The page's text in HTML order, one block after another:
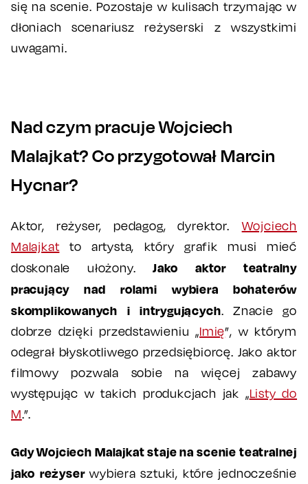
się na scenie. Pozostaje w kulisach trzymając w
dłoniach scenariusz reżyserski z wszystkimi
uwagami.
Nad czym pracuje Wojciech
Malajkat? Co przygotował Marcin
Hycnar?
Aktor, reżyser, pedagog, dyrektor.Wojciech
Malajkat to artysta, który grafik musi mieć
doskonale ułożony.Jako aktor teatralny
pracujący nad rolami wybiera bohaterów
skomplikowanych i intrygujących. Znacie go
dobrze dzięki przedstawieniu „Imię”, w którym
odegrał błyskotliwego przedsiębiorcę. Jako aktor
filmowy pozwala sobie na więcej zabawy
występując w takich produkcjach jak „Listy do
M.”.
Gdy Wojciech Malajkat staje na scenie teatralnej
jako reżyserwybiera sztuki, które jednocześnie